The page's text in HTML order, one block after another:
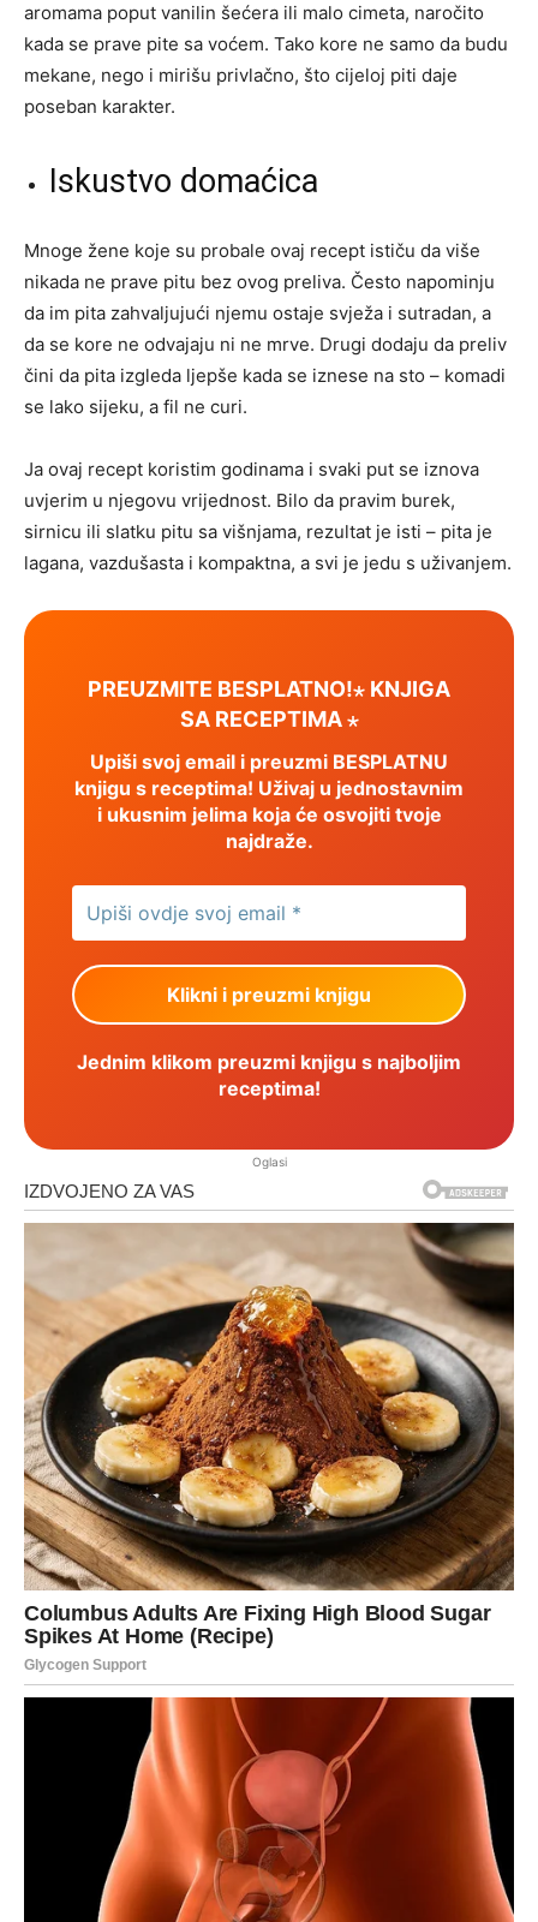
aromama poput vanilin šećera ili malo cimeta, naročito
kada se prave pite sa voćem. Tako kore ne samo da budu
mekane, nego i mirišu privlačno, što cijeloj piti daje
poseban karakter.
Iskustvo domaćica
Mnoge žene koje su probale ovaj recept ističu da više
nikada ne prave pitu bez ovog preliva. Često napominju
da im pita zahvaljujući njemu ostaje svježa i sutradan, a
da se kore ne odvajaju ni ne mrve. Drugi dodaju da preliv
čini da pita izgleda ljepše kada se iznese na sto – komadi
se lako sijeku, a fil ne curi.
Ja ovaj recept koristim godinama i svaki put se iznova
uvjerim u njegovu vrijednost. Bilo da pravim burek,
sirnicu ili slatku pitu sa višnjama, rezultat je isti – pita je
lagana, vazdušasta i kompaktna, a svi je jedu s uživanjem.
PREUZMITE BESPLATNO!⋆ KNJIGA
SA RECEPTIMA ⋆
Upiši svoj email i preuzmi BESPLATNU
knjigu s receptima! Uživaj u jednostavnim
i ukusnim jelima koja će osvojiti tvoje
najdraže.
Jednim klikom preuzmi knjigu s najboljim
receptima!
Oglasi